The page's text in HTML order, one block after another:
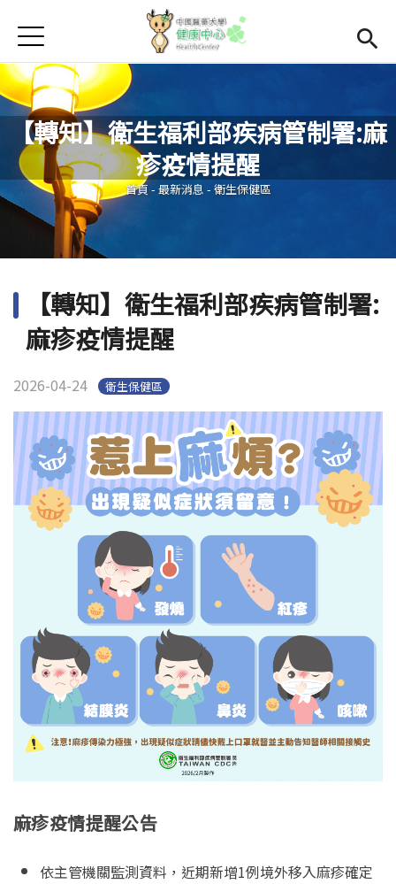
首頁
Open
學務處首頁(link is external)
Open submenu (關於我們)
關於我們
Open submenu (諮商輔導區)
諮商輔導區
Open submenu (資源教室)
資源教室
Open submenu (衛生保健區)
衛生保健區
生命教育
Jump to Navigation
Jump to Main content
【轉知】衛生福利部疾病管制署:麻
疹疫情提醒
您在這裡
首頁- 最新消息 - 衛生保健區
【轉知】衛生福利部疾病管制署:
麻疹疫情提醒
2026-04-24 衛生保健區
麻疹疫情提醒公告
依主管機關監測資料，近期新增1例境外移入麻疹確定